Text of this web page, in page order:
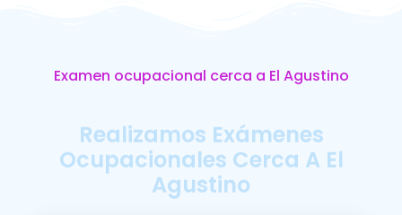
Examen ocupacional cerca a El Agustino
Realizamos Exámenes
Ocupacionales Cerca A El
Agustino